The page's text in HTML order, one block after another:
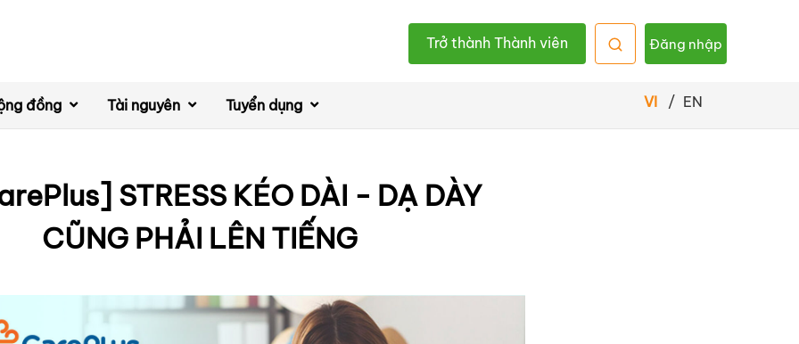
Trở thành Thành viên Đăng nhập
đồng Tài nguyên Tuyển dụng VI / EN
STRESS KÉO DÀI - DẠ DÀY
CŨNG PHẢI LÊN TIẾNG